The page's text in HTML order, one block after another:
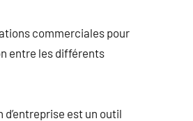
commerciales pour
entre les différents
est un outil